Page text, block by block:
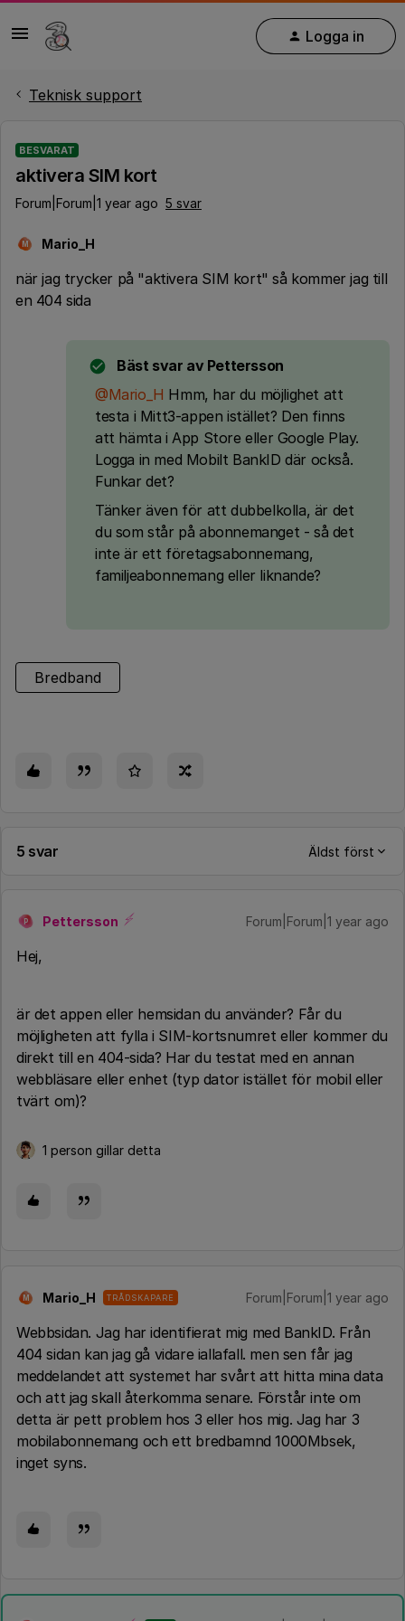
Logga in
Teknisk support
BESVARAT
aktivera SIM kort
Forum|Forum|1 year ago 5 svar
M Mario_H
när jag trycker på "aktivera SIM kort" så kommer jag till
en 404 sida
Bäst svar av Pettersson
@Mario_H Hmm, har du möjlighet att
testa i Mitt3-appen istället? Den finns
att hämta i App Store eller Google Play.
Logga in med Mobilt BankID där också.
Funkar det?
Tänker även för att dubbelkolla, är det
du som står på abonnemanget - så det
inte är ett företagsabonnemang,
familjeabonnemang eller liknande?
Bredband
5 svar Äldst först
P Pettersson Forum|Forum|1 year ago
​Hej,
är det appen eller hemsidan du använder? Får du
möjligheten att fylla i SIM-kortsnumret eller kommer du
direkt till en 404-sida? Har du testat med en annan
webbläsare eller enhet (typ dator istället för mobil eller
tvärt om)?
1 person gillar detta
M Mario_H TRÅDSKAPARE Forum|Forum|1 year ago
Webbsidan. Jag har identifierat mig med BankID. Från
404 sidan kan jag gå vidare iallafall. men sen får jag
meddelandet att systemet har svårt att hitta mina data
och att jag skall återkomma senare. Förstår inte om
detta är pett problem hos 3 eller hos mig. Jag har 3
mobilabonnemang och ett bredbamnd 1000Mbsek,
inget syns.